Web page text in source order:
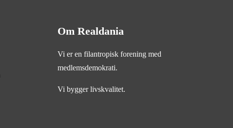
Om Realdania
Vi er en filantropisk forening med
medlemsdemokrati.
Vi bygger livskvalitet.